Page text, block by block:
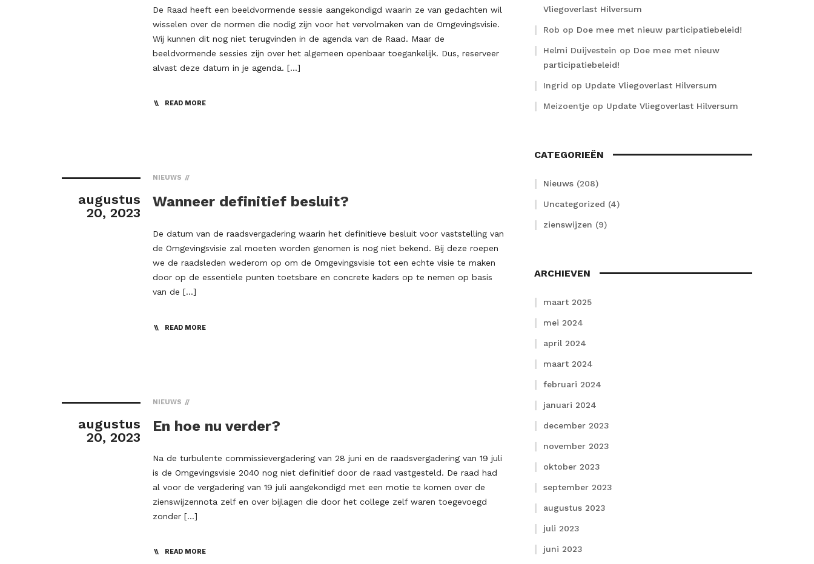
De Raad heeft een beeldvormende sessie aangekondigd waarin ze van gedachten wil
wisselen over de normen die nodig zijn voor het vervolmaken van de Omgevingsvisie.
Wij kunnen dit nog niet terugvinden in de agenda van de Raad. Maar de
beeldvormende sessies zijn over het algemeen openbaar toegankelijk. Dus, reserveer
alvast deze datum in je agenda. […]
READ MORE
augustus
20, 2023
NIEUWS
Wanneer definitief besluit?
De datum van de raadsvergadering waarin het definitieve besluit voor vaststelling van
de Omgevingsvisie zal moeten worden genomen is nog niet bekend. Bij deze roepen
we de raadsleden wederom op om de Omgevingsvisie tot een echte visie te maken
door op de essentiële punten toetsbare en concrete kaders op te nemen op basis
van de […]
READ MORE
augustus
20, 2023
NIEUWS
En hoe nu verder?
Na de turbulente commissievergadering van 28 juni en de raadsvergadering van 19 juli
is de Omgevingsvisie 2040 nog niet definitief door de raad vastgesteld. De raad had
al voor de vergadering van 19 juli aangekondigd met een motie te komen over de
zienswijzennota zelf en over bijlagen die door het college zelf waren toegevoegd
zonder […]
READ MORE
Vliegoverlast Hilversum
Rob op Doe mee met nieuw participatiebeleid!
Helmi Duijvestein op Doe mee met nieuw
participatiebeleid!
Ingrid op Update Vliegoverlast Hilversum
Meizoentje op Update Vliegoverlast Hilversum
CATEGORIEËN
Nieuws (208)
Uncategorized (4)
zienswijzen (9)
ARCHIEVEN
maart 2025
mei 2024
april 2024
maart 2024
februari 2024
januari 2024
december 2023
november 2023
oktober 2023
september 2023
augustus 2023
juli 2023
juni 2023